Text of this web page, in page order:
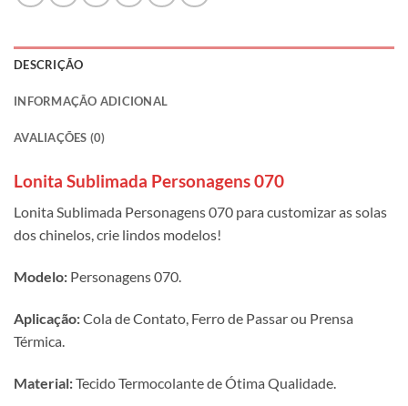
DESCRIÇÃO
INFORMAÇÃO ADICIONAL
AVALIAÇÕES (0)
Lonita Sublimada Personagens 070
Lonita Sublimada Personagens 070 para customizar as solas
dos chinelos, crie lindos modelos!
Modelo: Personagens 070.
Aplicação:Cola de Contato, Ferro de Passar ou Prensa
Térmica.
Material:Tecido Termocolante de Ótima Qualidade.